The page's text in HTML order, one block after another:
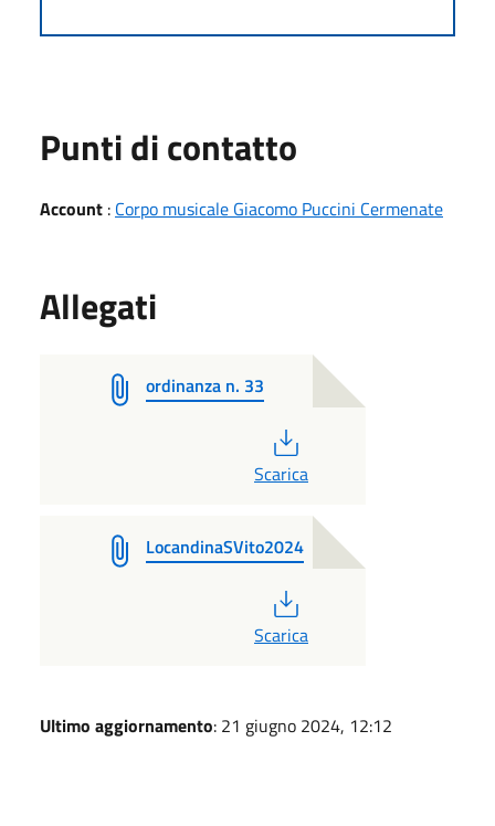
Punti di contatto
Account : Corpo musicale Giacomo Puccini Cermenate
Allegati
ordinanza n. 33
Scarica
LocandinaSVito2024
Scarica
Ultimo aggiornamento: 21 giugno 2024, 12:12